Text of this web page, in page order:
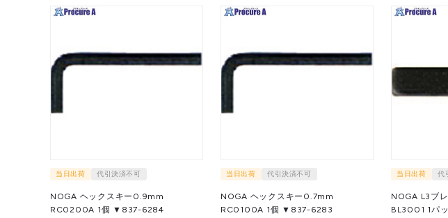
当日出荷 代引決済不可
NOGA ヘックスキー0.9mm
RC0200A 1個 ▼837-6284
当日出荷 代引決済不可
NOGA ヘックスキー0.7mm
RC0100A 1個 ▼837-6283
当日出荷 代
NOGA L3ブ